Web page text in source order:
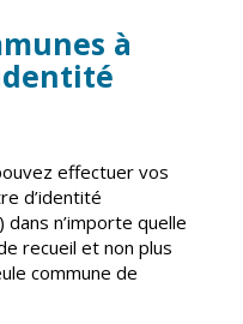
inclusion
Inscriptions
Enfance
jeunesse
Centres de
loisirs
à
effectuer vos
d’identité
n’importe quelle
recueil et non plus
commune de